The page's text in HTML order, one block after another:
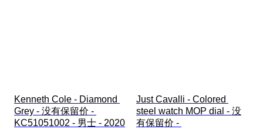
Kenneth Cole - Diamond
Grey - 没有保留价 -
KC51051002 - 男士 - 2020
Just Cavalli - Colored
steel watch MOP dial - 没
有保留价 -